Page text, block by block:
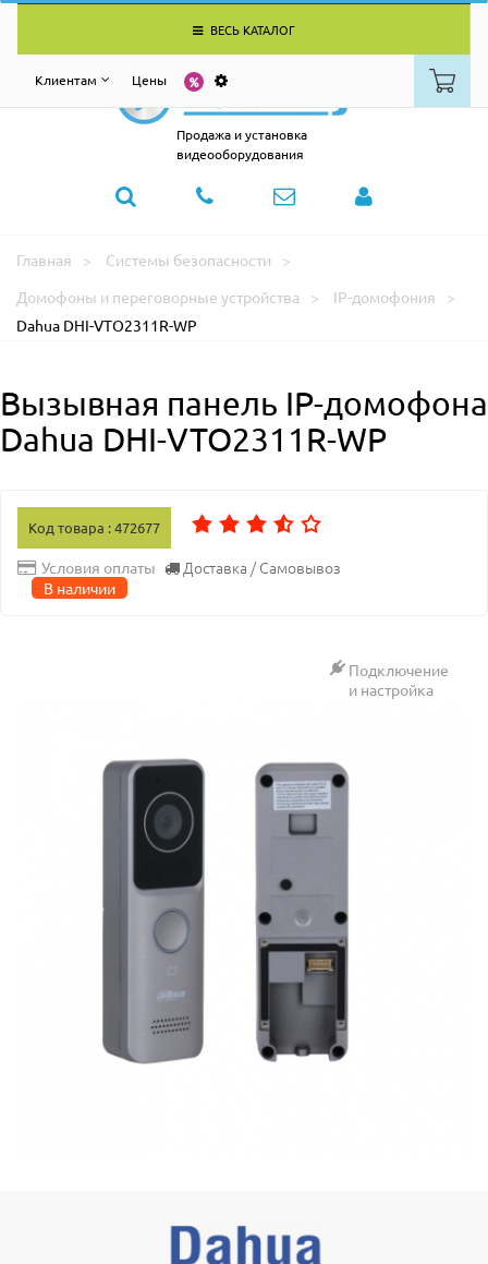
ВЕСЬ КАТАЛОГ
Клиентам Цены
Продажа и установка
видеооборудования
Главная
Системы безопасности
Домофоны и переговорные устройства
IP-домофония
Dahua DHI-VTO2311R-WP
Вызывная панель IP-домофона
Dahua DHI-VTO2311R-WP
Код товара : 472677
Условия оплаты Доставка / Самовывоз
В наличии
Подключение
и настройка